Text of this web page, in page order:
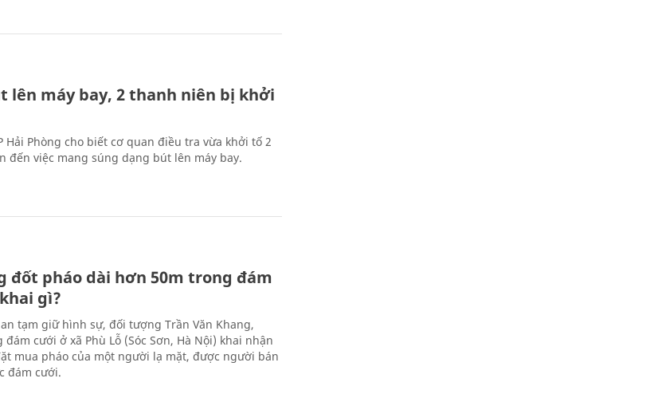
lên máy bay, 2 thanh niên bị khởi
Hải Phòng cho biết cơ quan điều tra vừa khởi tố 2
đến việc mang súng dạng bút lên máy bay.
đốt pháo dài hơn 50m trong đám
gì?
tạm giữ hình sự, đối tượng Trần Văn Khang,
cưới ở xã Phù Lỗ (Sóc Sơn, Hà Nội) khai nhận
mua pháo của một người lạ mặt, được người bán
đám cưới.